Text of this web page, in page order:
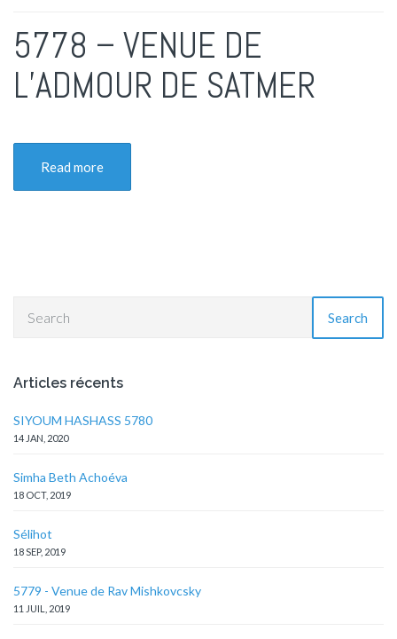
5778 – VENUE DE
L’ADMOUR DE SATMER
Read more
Search
Articles récents
SIYOUM HASHASS 5780
14 JAN, 2020
Simha Beth Achoéva
18 OCT, 2019
Sélihot
18 SEP, 2019
5779 - Venue de Rav Mishkovcsky
11 JUIL, 2019